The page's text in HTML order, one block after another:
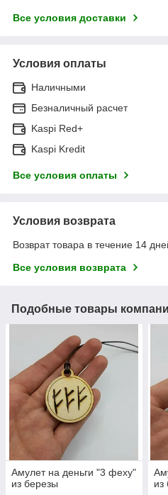
Все условия доставки
Условия оплаты
Наличными
Безналичный расчет
Kaspi Red+
Kaspi Kredit
Все условия оплаты
Условия возврата
Возврат товара в течение 14
Все условия возврата
Подобные товары
Амулет на деньги "3 феху"
из березы
из